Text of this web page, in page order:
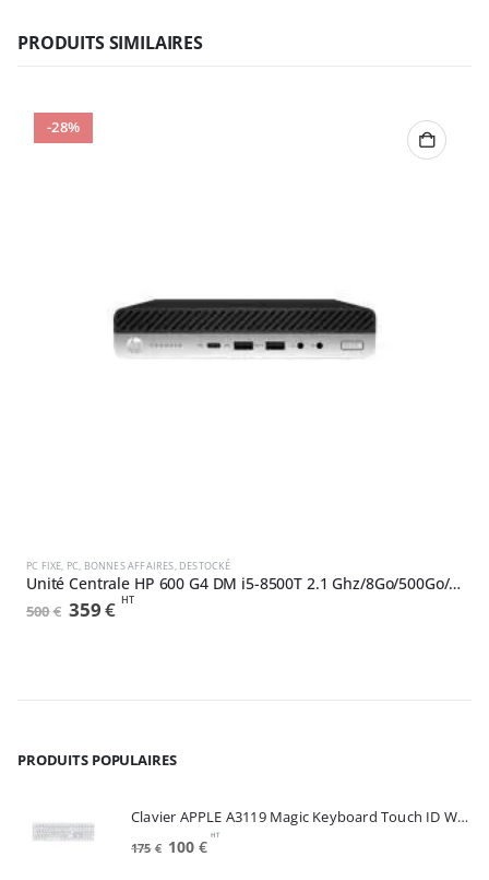
PRODUITS SIMILAIRES
-28%
PC FIXE, PC, BONNES AFFAIRES, DESTOCKÉ
Unité Centrale HP 600 G4 DM i5-8500T 2.1 Ghz/8Go/500Go/W10Pro (4LH63AW#ABF)
500€ Le
359€Le
HT
PRODUITS POPULAIRES
Clavier APPLE A3119 Magic Keyboard Touch ID White FRA (MXK73F/A)
175€ Le
100 €Le
HT